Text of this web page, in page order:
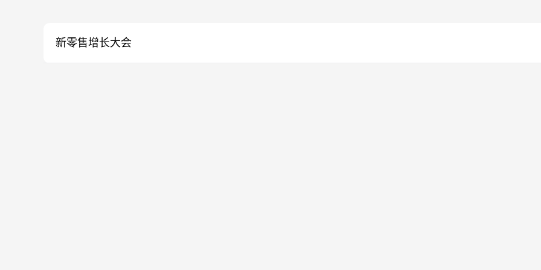
新零售增长大会